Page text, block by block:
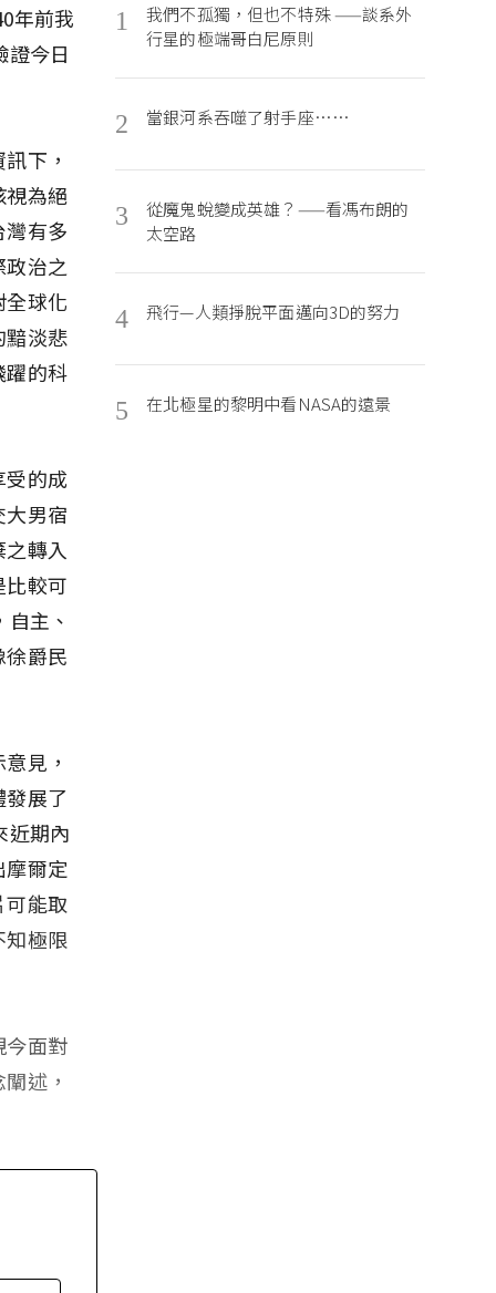
年前我
證今日
下，
視為絕
灣有多
治之
全球化
黯淡悲
躍的科
受的成
大男宿
轉入
比較可
主、
徐爵民
見，
展了
近期內
摩爾定
可能取
知極限
今面對
述，
1
我們不孤獨，但也不特殊 ——談系外
行星的極端哥白尼原則
2 當銀河系吞噬了射手座……
3
從魔鬼蛻變成英雄？——看馮布朗的
太空路
4 飛行—人類掙脫平面邁向3D的努力
5 在北極星的黎明中看NASA的遠景